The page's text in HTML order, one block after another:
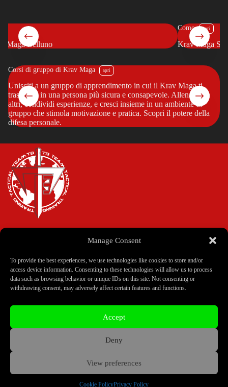
Manage Consent
To provide the best experiences, we use technologies like cookies to store and/or
access device information. Consenting to these technologies will allow us to process
data such as browsing behavior or unique IDs on this site. Not consenting or
withdrawing consent, may adversely affect certain features and functions.
Accept
Deny
View preferences
Cookie PolicyPrivacy Policy
Krav Maga System Como
Corsi di gruppo di Krav Maga
Unisciti a un gruppo di apprendimento in cui il Krav Maga ti
trasforma in una persona più sicura e consapevole. Allenati con
altri, condividi esperienze, e cresci insieme in un ambiente di
gruppo che stimola motivazione e pratica. Scopri il potere della
difesa personale.
Corsi
Istruttori
Scuole
Colophon
Copyright © 2026 Team Tactical Training - Sito creato da